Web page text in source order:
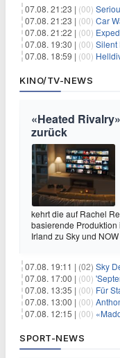
07.08. 21:23 | (00) Serious
07.08. 21:23 | (00) Car
07.08. 21:22 | (00)
07.08. 19:30 | (00) Silent
07.08. 18:59 | (00)
KINO/TV-NEWS
«Heated
zurück
kehrt die auf Rachel
basierende
Irland zu Sky und
07.08. 19:11 | (02) Sky
07.08. 17:00 | (00)
07.08. 13:35 | (00) Für
07.08. 13:00 | (00) Anthony
07.08. 12:15 | (00)
SPORT-NEWS